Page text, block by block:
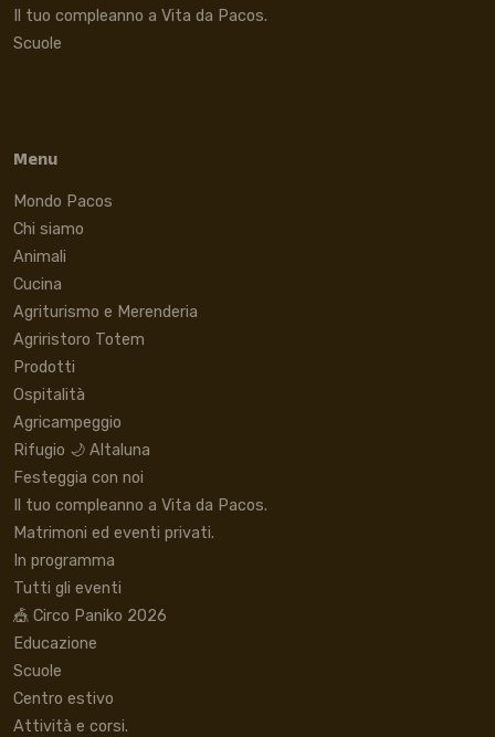
Il tuo compleanno a Vita da Pacos.
Scuole
Menu
Mondo Pacos
Chi siamo
Animali
Cucina
Agriturismo e Merenderia
Agriristoro Totem
Prodotti
Ospitalità
Agricampeggio
Rifugio 🌙 Altaluna
Festeggia con noi
Il tuo compleanno a Vita da Pacos.
Matrimoni ed eventi privati.
In programma
Tutti gli eventi
🎪 Circo Paniko 2026
Educazione
Scuole
Centro estivo
Attività e corsi.